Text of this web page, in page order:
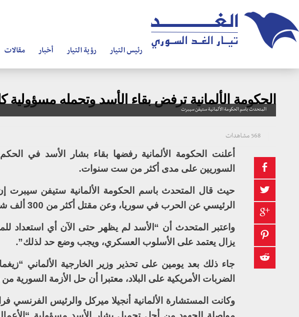
رئيس التيار رؤية التيار أخبار مقالات
الحكومة الألمانية ترفض بقاء الأسد وتحمله
المتحدث باسم الحكومة الألمانية ستيفن سيبرت
568 مشاهدات
أعلنت الحكومة الألمانية رفضها بقاء بشار الأسد في
السوريين على مدى أكثر من ست سنوات.
حيث قال المتحدث باسم الحكومة الألمانية ستيفن سيبرت
الرئيسي عن الحرب في سوريا، وعن مقتل أكثر من 300 ألف شخص، واضطرار أكثر من 5 ملايين شخص للجوء.
واعتبر المتحدث أن “الأسد لم يظهر حتى الآن أي استعداد
يزال يعتمد على الأسلوب العسكري، ويجب وضع حد لذلك”.
جاء ذلك بعد يومين على تحذير وزير الخارجية الألماني
الضربات الأمريكية على البلاد، معتبرا أن حل الأزمة
وكانت المستشارة الألمانية أنجيلا ميركل والرئيس الفرنسي